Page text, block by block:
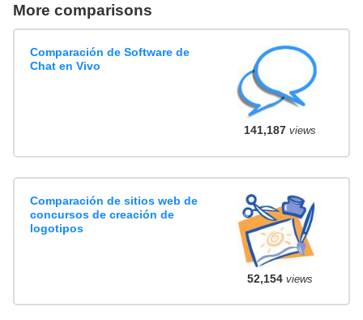
More comparisons
Comparación de Software de
Chat en Vivo
141,187views
Comparación de sitios web de
concursos de creación de
logotipos
52,154views